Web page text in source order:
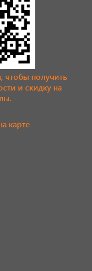
чтобы получить
и скидку на
карте